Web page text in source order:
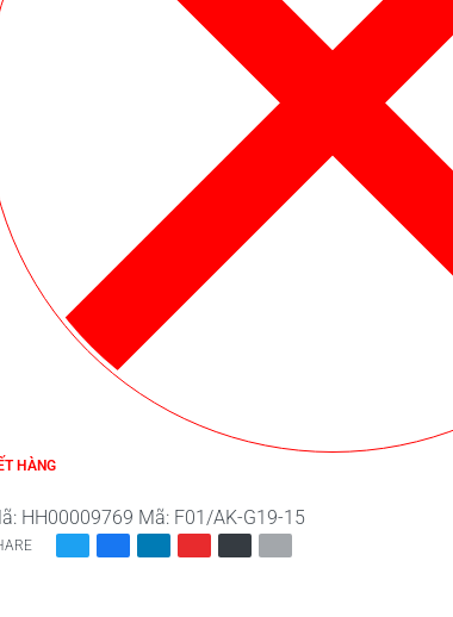
HÀNG
HH00009769 Mã: F01/AK-G19-15